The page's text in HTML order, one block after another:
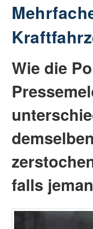
Wie die
falls